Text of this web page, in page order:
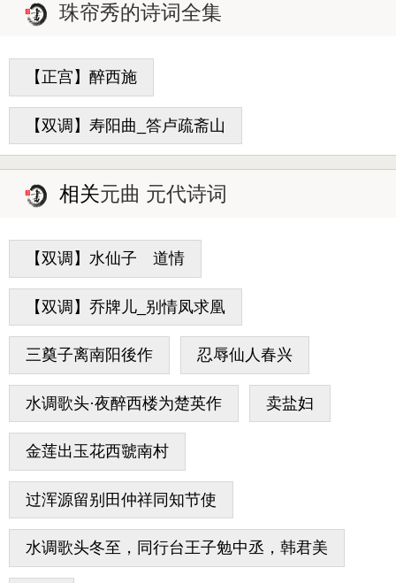
珠帘秀的诗词全集
【正宫】醉西施
【双调】寿阳曲_答卢疏斋山
相关元曲 元代诗词
【双调】水仙子 道情
【双调】乔牌儿_别情凤求凰
三奠子离南阳後作 忍辱仙人春兴
水调歌头·夜醉西楼为楚英作 卖盐妇
金莲出玉花西虢南村
过浑源留别田仲祥同知节使
水调歌头冬至，同行台王子勉中丞，韩君美